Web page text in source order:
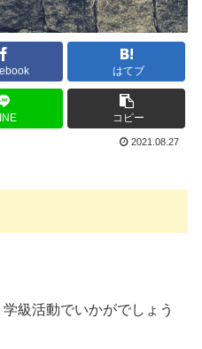
はてブ
コピー
2021.08.27
級活動でいかがでしょう